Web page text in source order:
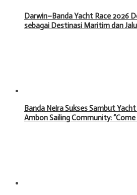
Darwin–Banda Yacht Race 2026
sebagai Destinasi Maritim dan
Banda Neira Sukses Sambut
Ambon Sailing Community: